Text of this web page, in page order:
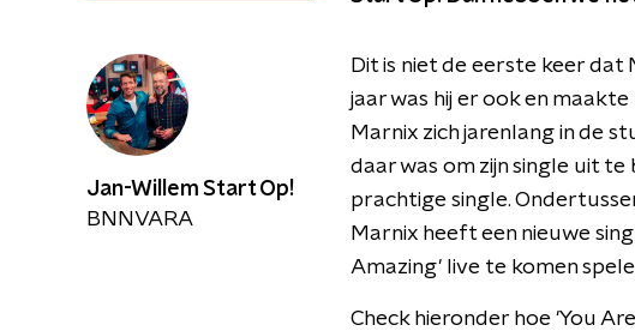
Dit is niet de eerste keer
jaar was hij er ook en
Marnix zich jarenlang in de
daar was om zijn single uit
prachtige single.
Marnix heeft een nieuwe
Amazing' live te komen
Check hieronder hoe 'You
Jan-Willem Start Op!
BNNVARA